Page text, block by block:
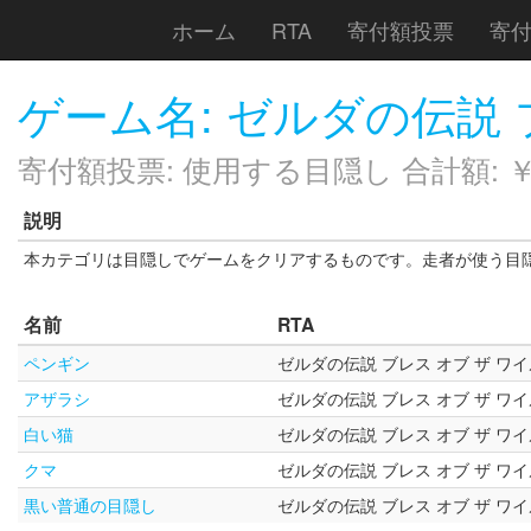
ホーム RTA 寄付額投票 寄
ゲーム名: ゼルダの伝説
寄付額投票: 使用する目隠し 合計額:
説明
本カテゴリは目隠しでゲームをクリアするものです。走者が使う目
名前 RTA
ペンギン
ゼルダの伝説 ブレス オブ ザ ワ
アザラシ
ゼルダの伝説 ブレス オブ ザ ワ
白い猫
ゼルダの伝説 ブレス オブ ザ ワ
クマ
ゼルダの伝説 ブレス オブ ザ ワ
黒い普通の目隠し
ゼルダの伝説 ブレス オブ ザ ワ